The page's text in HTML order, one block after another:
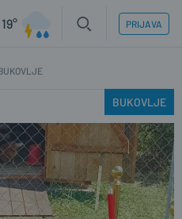
19° PRIJAVA
BUKOVLJE